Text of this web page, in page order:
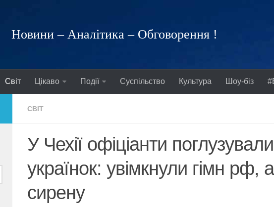
Новини – Аналітика – Обговорення !
Світ Цікаво Події Суспільство Культура Шоу-біз
СВІТ
У Чехії офіціанти
українок: увімкнули гімн рф,
сирену